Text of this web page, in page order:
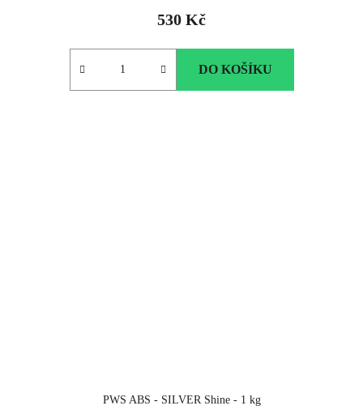
530 Kč
DO KOŠÍKU
PWS ABS - SILVER Shine - 1 kg